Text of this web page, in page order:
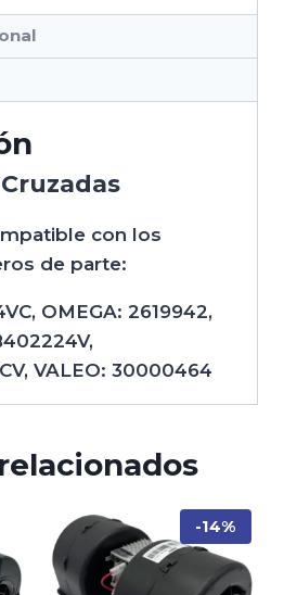
con los
de parte:
OMEGA: 2619942,
VALEO: 30000464
-14%